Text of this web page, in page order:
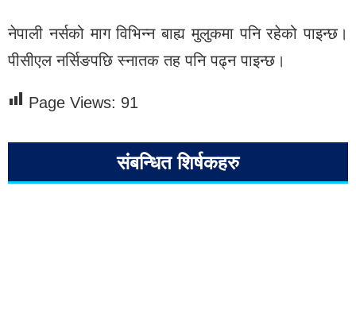
नेपाली नर्सको माग विभिन्न बाह्य मुलुकमा पनि रहेको पाइन्छ।
पीसीएल नर्सिङपछि स्नातक तह पनि पढ्न पाइन्छ।
Page Views: 91
संबन्धित शिर्षकहरु